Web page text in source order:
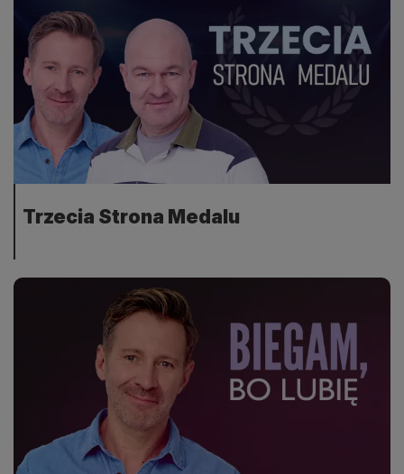
Trzecia Strona Medalu